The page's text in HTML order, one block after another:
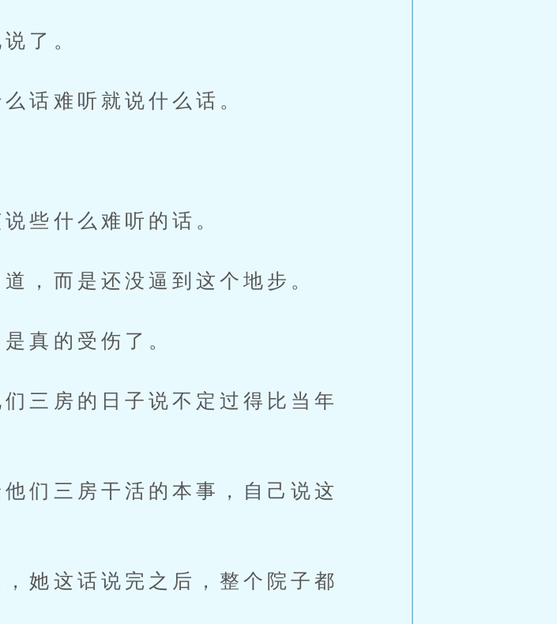
了。
难听就说什么话。
什么难听的话。
而是还没逼到这个地步。
的受伤了。
房的日子说不定过得比当年
三房干活的本事，自己说这
这话说完之后，整个院子都